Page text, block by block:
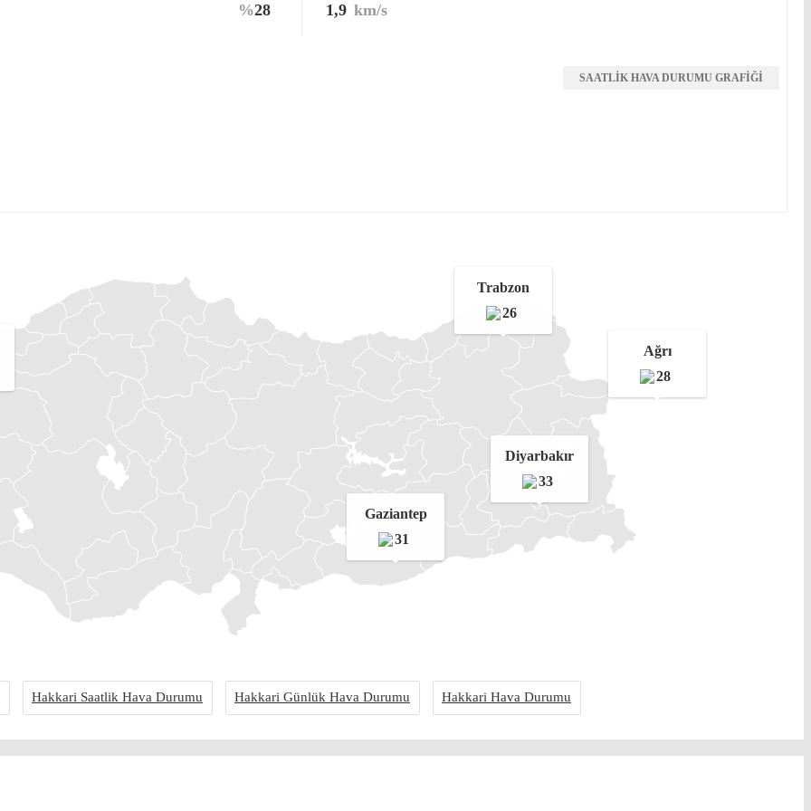
%28 1,9 km/s
SAATLİK HAVA DURUMU GRAFİĞİ
Trabzon
26
Ağrı
28
Diyarbakır
33
Gaziantep
31
Hakkari Saatlik Hava Durumu Hakkari Günlük Hava Durumu Hakkari Hava Durumu